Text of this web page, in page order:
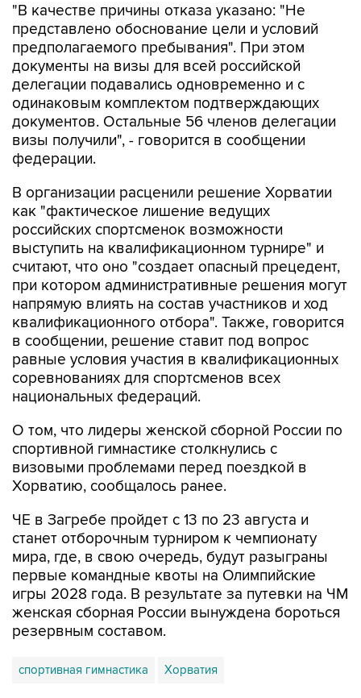
"В качестве причины отказа указано: "Не
представлено обоснование цели и условий
предполагаемого пребывания". При этом
документы на визы для всей российской
делегации подавались одновременно и с
одинаковым комплектом подтверждающих
документов. Остальные 56 членов делегации
визы получили", - говорится в сообщении
федерации.
В организации расценили решение Хорватии
как "фактическое лишение ведущих
российских спортсменок возможности
выступить на квалификационном турнире" и
считают, что оно "создает опасный прецедент,
при котором административные решения могут
напрямую влиять на состав участников и ход
квалификационного отбора". Также, говорится
в сообщении, решение ставит под вопрос
равные условия участия в квалификационных
соревнованиях для спортсменов всех
национальных федераций.
О том, что лидеры женской сборной России по
спортивной гимнастике столкнулись с
визовыми проблемами перед поездкой в
Хорватию, сообщалось ранее.
ЧЕ в Загребе пройдет с 13 по 23 августа и
станет отборочным турниром к чемпионату
мира, где, в свою очередь, будут разыграны
первые командные квоты на Олимпийские
игры 2028 года. В результате за путевки на ЧМ
женская сборная России вынуждена бороться
резервным составом.
спортивная гимнастика Хорватия